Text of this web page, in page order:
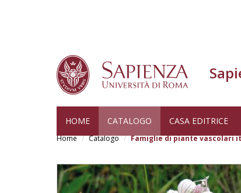
HOME CATALOGO CASA EDITRICE
Home Catalogo Famiglie di piante vascolari